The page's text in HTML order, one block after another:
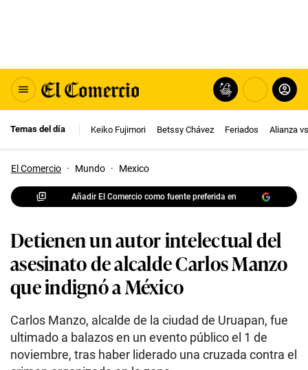
Temas del día Keiko Fujimori Betssy Chávez Feriados Alianza
El Comercio · Mundo · Mexico
Añadir El Comercio como fuente preferida en
Detienen un autor intelectual del
asesinato de alcalde Carlos Manzo
que indignó a México
Carlos Manzo, alcalde de la ciudad de Uruapan, fue
ultimado a balazos en un evento público el 1 de
noviembre, tras haber liderado una cruzada contra el